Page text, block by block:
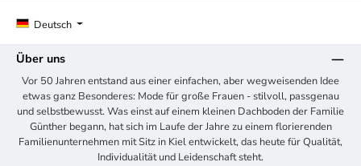
Deutsch
Über uns
Vor 50 Jahren entstand aus einer einfachen, aber wegweisenden Idee
etwas ganz Besonderes: Mode für große Frauen - stilvoll, passgenau
und selbstbewusst. Was einst auf einem kleinen Dachboden der Familie
Günther begann, hat sich im Laufe der Jahre zu einem florierenden
Familienunternehmen mit Sitz in Kiel entwickelt, das heute für Qualität,
Individualität und Leidenschaft steht.